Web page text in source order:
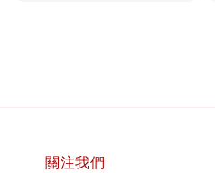
關注我們